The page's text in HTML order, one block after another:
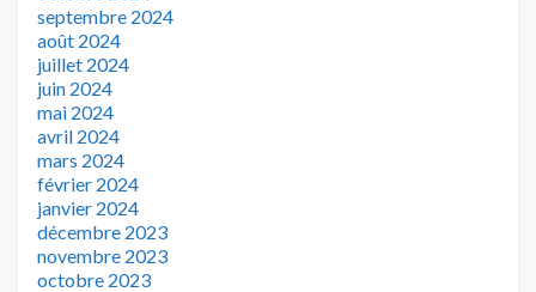
septembre 2024
août 2024
juillet 2024
juin 2024
mai 2024
avril 2024
mars 2024
février 2024
janvier 2024
décembre 2023
novembre 2023
octobre 2023